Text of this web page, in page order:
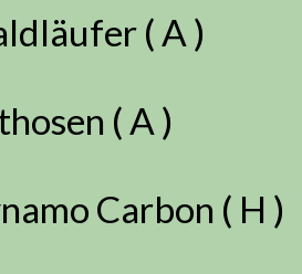
( A )
( A )
Carbon ( H )